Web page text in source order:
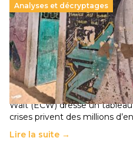
Analyses et décryptages
258 millions d’enfants
chocs climatiques et
population
11 juillet 2026- National
Un nouveau rapport mondial
Wait (ECW) dresse un
crises privent des millions
Lire la suite →